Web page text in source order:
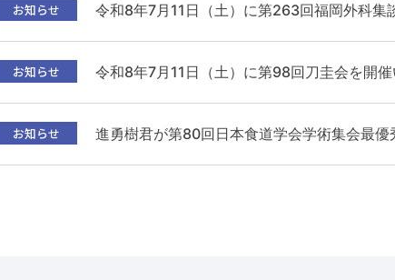
お知らせ 令和8年7月11日（土）に第263回福岡外科集
お知らせ 令和8年7月11日（土）に第98回刀圭会を開
お知らせ 進勇樹君が第80回日本食道学会学術集会最